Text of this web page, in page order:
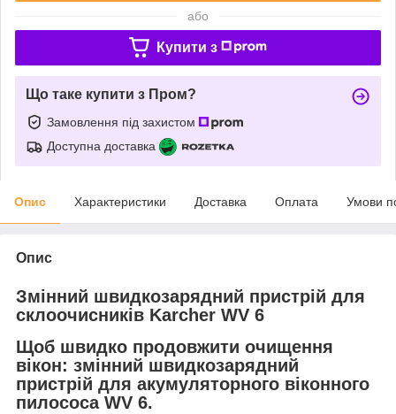
або
Купити з
Що таке купити з Пром?
Замовлення під захистом
Доступна доставка
Опис Характеристики Доставка Оплата Умови
Опис
Змінний швидкозарядний пристрій для
склоочисників Karcher WV 6
Щоб швидко продовжити очищення
вікон: змінний швидкозарядний
пристрій для акумуляторного віконного
пилососа WV 6.